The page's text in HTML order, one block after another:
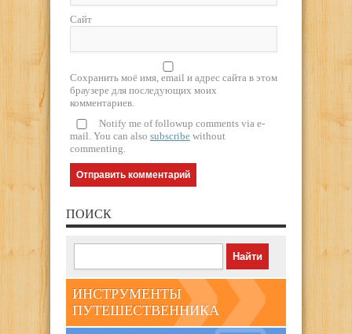
Сайт
Сохранить моё имя, email и адрес сайта в этом
браузере для последующих моих
комментариев.
Notify me of followup comments via e-
mail. You can also subscribe without
commenting.
ПОИСК
ИНСТРУМЕНТЫ
ПУТЕШЕСТВЕННИКА